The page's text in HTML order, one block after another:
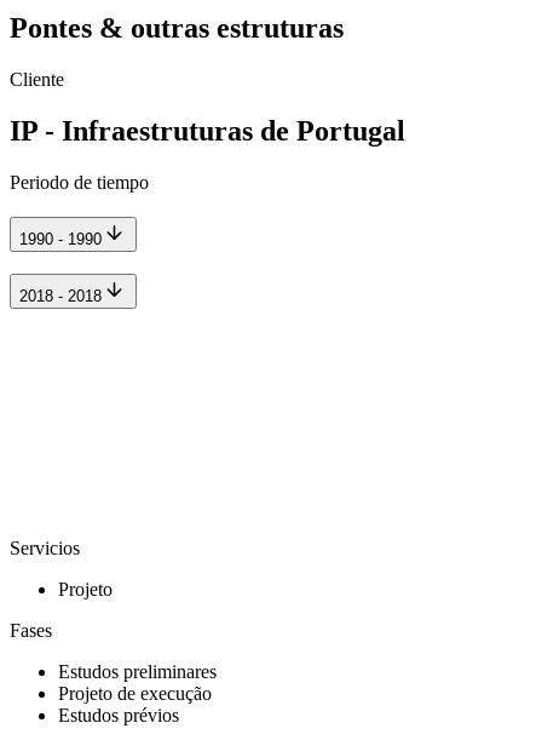
Pontes & outras estruturas
Cliente
IP - Infraestruturas de Portugal
Periodo de tiempo
1990 - 1990
2018 - 2018
Servicios
Projeto
Fases
Estudos preliminares
Projeto de execução
Estudos prévios